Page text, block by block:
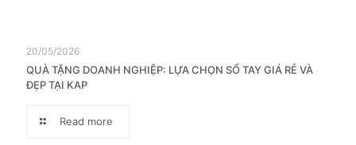
20/05/2026
QUÀ TẶNG DOANH NGHIỆP: LỰA CHỌN SỔ TAY GIÁ RẺ VÀ
ĐẸP TẠI KAP
Read more